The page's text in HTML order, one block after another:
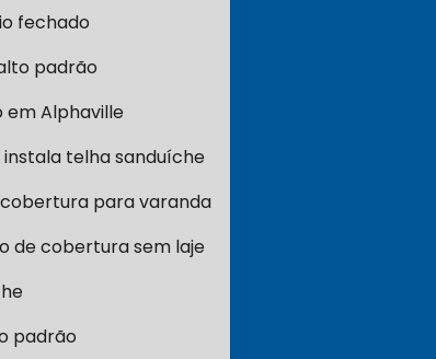
fechado
padrão
em Alphaville
instala telha sanduíche
para varanda
de cobertura sem laje
padrão